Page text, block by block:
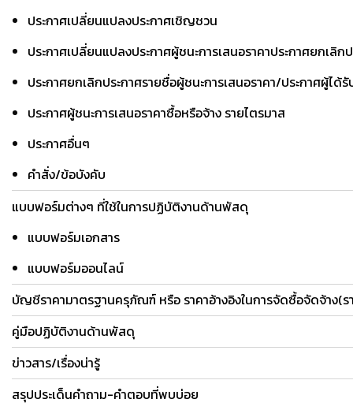
ประกาศเปลี่ยนแปลงประกาศเชิญชวน
ประกาศเปลี่ยนแปลงประกาศผู้ชนะการเสนอราคาประกาศยกเลิ
ประกาศยกเลิกประกาศรายชื่อผู้ชนะการเสนอราคา/ประกาศผู้ได้
ประกาศผู้ชนะการเสนอราคาซื้อหรือจ้าง รายไตรมาส
ประกาศอื่นๆ
คำสั่ง/ข้อบังคับ
แบบฟอร์มต่างๆ ที่ใช้ในการปฏิบัติงานด้านพัสดุ
แบบฟอร์มเอกสาร
แบบฟอร์มออนไลน์
บัญชีราคามาตรฐานครุภัณฑ์ หรือ ราคาอ้างอิงในการจัดซื้อจัดจ้าง(ร
คู่มือปฏิบัติงานด้านพัสดุ
ข่าวสาร/เรื่องน่ารู้
สรุปประเด็นคำถาม-คำตอบที่พบบ่อย